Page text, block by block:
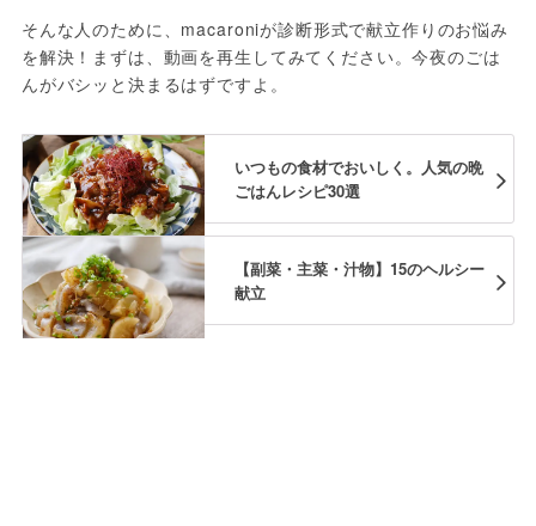
そんな人のために、macaroniが診断形式で献立作りのお悩み
を解決！まずは、動画を再生してみてください。今夜のごは
んがバシッと決まるはずですよ。
いつもの食材でおいしく。人気の晩
ごはんレシピ30選
【副菜・主菜・汁物】15のヘルシー
献立